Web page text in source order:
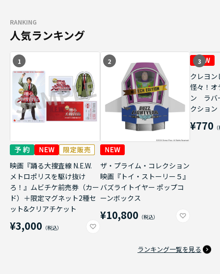
RANKING
人気ランキング
1
映画『踊る大捜査線 N.E.W.
メトロポリスを駆け抜け
ろ！』ムビチケ前売券（カー
ド）＋限定マグネット2種セ
ット&クリアチケット
¥3,000
2
ザ・プライム・コレクション
映画『トイ・ストーリー５』
バズライトイヤー ポップコ
ーンボックス
¥10,800
3
クレヨン
怪々！オ
ン ラバ
クショ
¥770
ランキング一覧を見る